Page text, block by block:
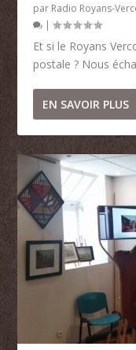
par Radio Royans-
|
Et si le Royans
postale ? Nous
EN SAVOIR PLUS